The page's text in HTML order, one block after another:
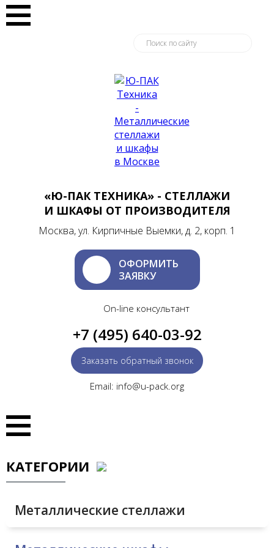
«Ю-ПАК ТЕХНИКА» - СТЕЛЛАЖИ
И ШКАФЫ ОТ ПРОИЗВОДИТЕЛЯ
Москва, ул. Кирпичные Выемки, д. 2, корп. 1
ОФОРМИТЬ
ЗАЯВКУ
On-line консультант
+7 (495) 640-03-92
Заказать обратный звонок
Email: info@u-pack.org
КАТЕГОРИИ
Металлические стеллажи